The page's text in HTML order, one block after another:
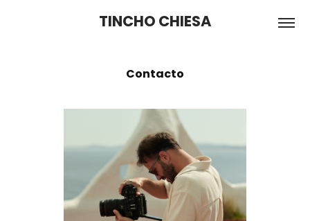
TINCHO CHIESA
Contacto